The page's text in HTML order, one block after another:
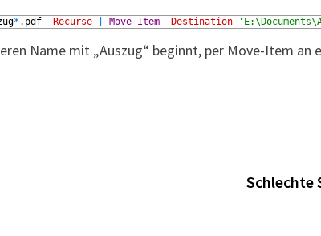
* . pdf -Recurse Move-Item -Destination
Name mit „Auszug“ beginnt, per Move-Item an
Schlechte